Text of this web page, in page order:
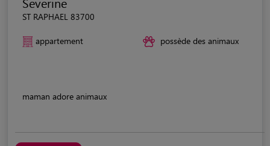
ST RAPHAEL 83700
appartement possède des animaux
maman adore animaux